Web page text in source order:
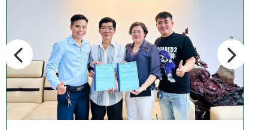
Các thiết kế nhà phố 2 tầng 110m2
đơn giản,...